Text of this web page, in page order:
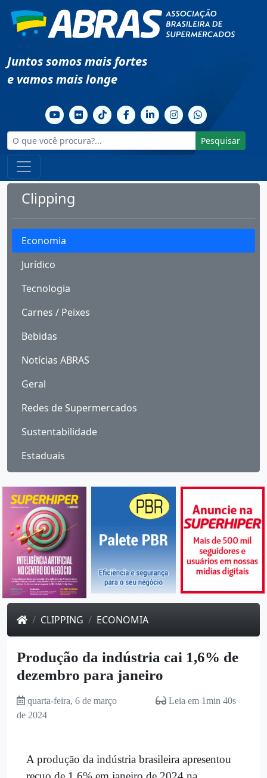
Juntos somos mais fortes
e vamos mais longe
Pesquisar
Clipping
Economia
Jurídico
Tecnologia
Carnes / Peixes
Bebidas
Notícias ABRAS
Geral
Redes de Supermercados
Sustentabilidade
Estaduais
CLIPPING ECONOMIA
Produção da indústria cai 1,6% de
dezembro para janeiro
quarta-feira, 6 de março
de 2024
Leia em 1min 40s
A produção da indústria brasileira apresentou